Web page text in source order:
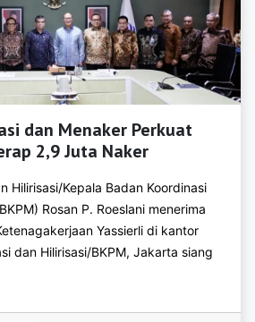
dan Menaker Perkuat
2,9 Juta Naker
Hilirisasi/Kepala Badan Koordinasi
Rosan P. Roeslani menerima
Yassierli di kantor
dan Hilirisasi/BKPM, Jakarta siang